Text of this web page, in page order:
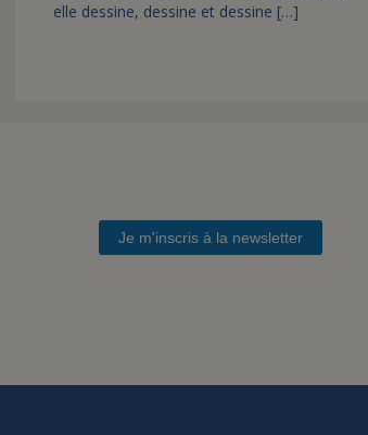
elle dessine, dessine et dessine […]
Je m'inscris à la newsletter